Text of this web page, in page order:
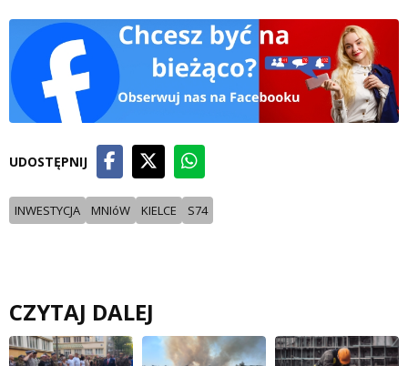
UDOSTĘPNIJ
INWESTYCJA MNIóW KIELCE S74
CZYTAJ DALEJ